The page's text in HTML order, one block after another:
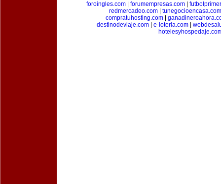
foroingles.com| forumempresas.com|
redmercadeo.com| tunegocioencasa.com
compratuhosting.com|
destinodeviaje.com
e-loteria.com